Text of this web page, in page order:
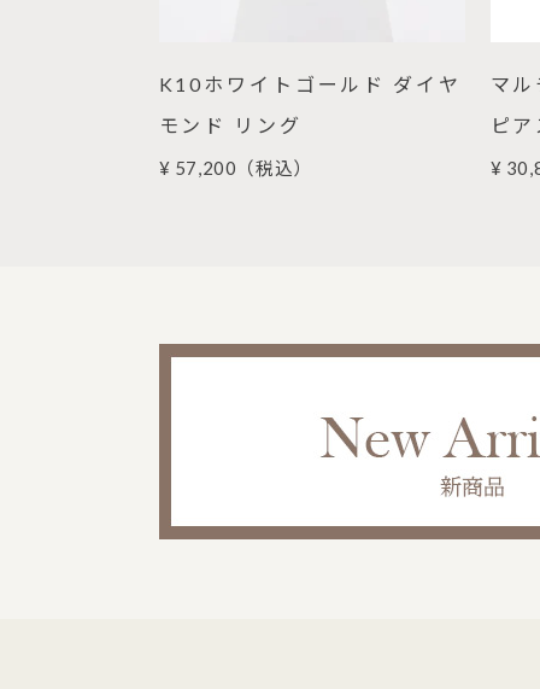
K10ホワイトゴールド ダイヤ
モンド リング
¥ 57,200 （税込）
マ
ピ
¥